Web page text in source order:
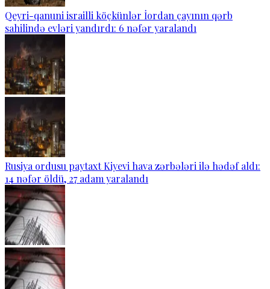
Qeyri-qanuni israilli köçkünlər İordan çayının qərb
sahilində evləri yandırdı: 6 nəfər yaralandı
Rusiya ordusu paytaxt Kiyevi hava zərbələri ilə hədəf aldı:
14 nəfər öldü, 27 adam yaralandı